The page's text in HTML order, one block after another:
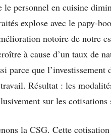
le personnel en cuisine
explose avec le papy-
notoire de notre
à cause d’un taux de
parce que
Résultat : les
sur les
la CSG. Cette